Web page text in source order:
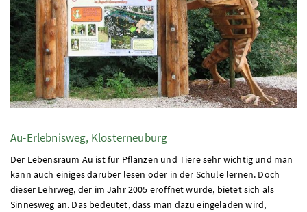
Au-Erlebnisweg, Klosterneuburg
Der Lebensraum Au ist für Pflanzen und Tiere sehr wichtig und man
kann auch einiges darüber lesen oder in der Schule lernen. Doch
dieser Lehrweg, der im Jahr 2005 eröffnet wurde, bietet sich als
Sinnesweg an. Das bedeutet, dass man dazu eingeladen wird,